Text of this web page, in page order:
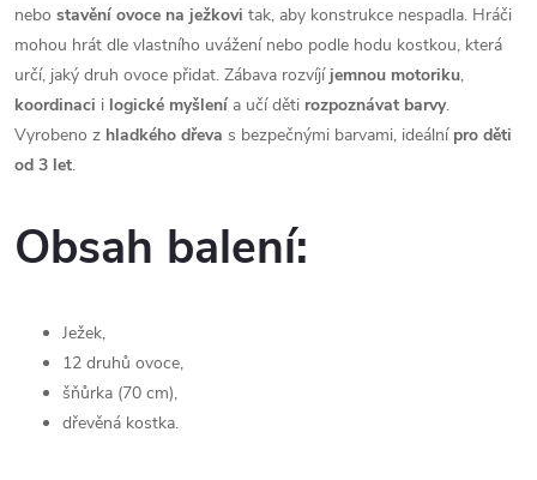
nebo stavění ovoce na ježkovi tak, aby konstrukce nespadla. Hráči
mohou hrát dle vlastního uvážení nebo podle hodu kostkou, která
určí, jaký druh ovoce přidat. Zábava rozvíjíjemnou motoriku,
koordinaci i logické myšlení a učí děti rozpoznávat barvy.
Vyrobeno z hladkého dřeva s bezpečnými barvami, ideální pro děti
od 3 let.
Obsah balení:
Ježek,
12 druhů ovoce,
šňůrka (70 cm),
dřevěná kostka.